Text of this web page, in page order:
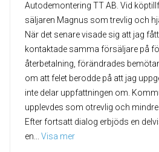
Autodemontering TT AB. Vid
säljaren Magnus som trevlig och
När det senare visade sig att jag
kontaktade samma försäljare på
återbetalning, förändrades
om att felet berodde på att jag
inte delar uppfattningen om.
upplevdes som otrevlig och mindre
Efter fortsatt dialog erbjöds en
en
Visa mer